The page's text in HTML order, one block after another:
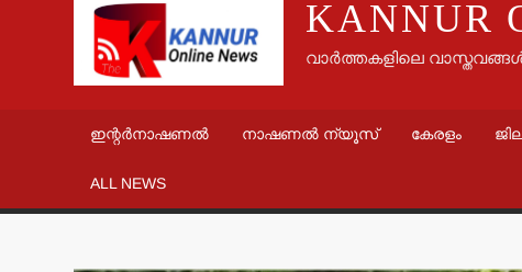
KANNUR
വാർത്തകളിലെ
ഇന്റർനാഷണൽ നാഷണൽ ന്യൂസ് കേരളം
ALL NEWS